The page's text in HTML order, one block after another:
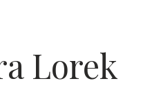
Lorek